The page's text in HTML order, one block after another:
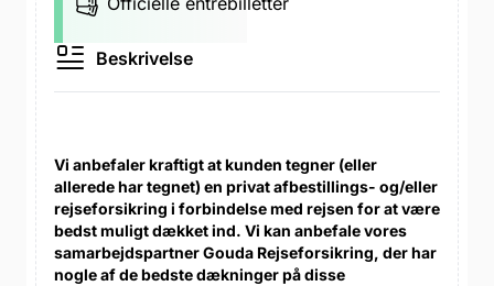
Beskrivelse
Vi anbefaler kraftigt at kunden tegner (eller
allerede har tegnet) en privat afbestillings- og/eller
rejseforsikring i forbindelse med rejsen for at være
bedst muligt dækket ind. Vi kan anbefale vores
samarbejdspartner Gouda Rejseforsikring, der har
nogle af de bedste dækninger på disse